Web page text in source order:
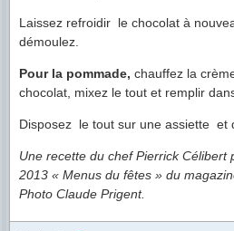
Laissez refroidir le chocolat à
démoulez.
Pour la pommade, chauffez la
chocolat, mixez le tout et remplir
Disposez le tout sur une assiette et
Une recette du chef Pierrick Célibert
2013 « Menus du fêtes » du
Photo Claude Prigent.